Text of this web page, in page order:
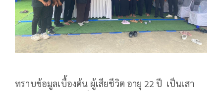
ทราบข้อมูลเบื้องต้น ผู้เสียชีวิต อายุ 22 ปี เป็นเสา